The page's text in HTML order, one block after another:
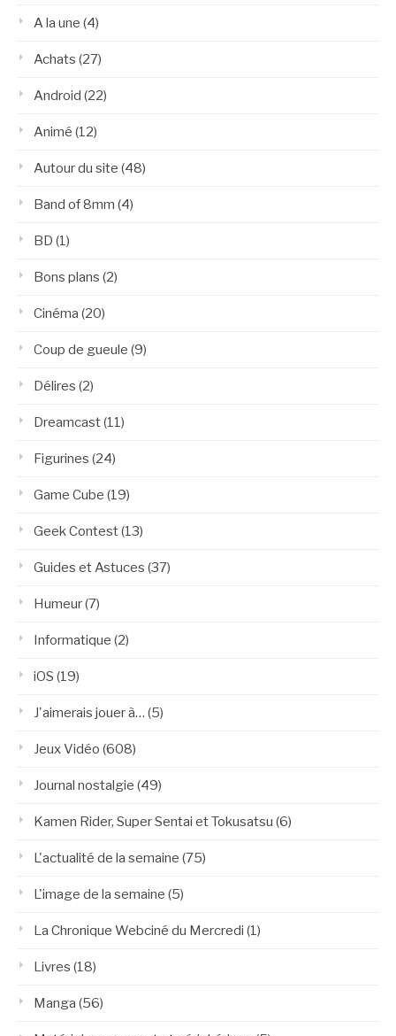
A la une (4)
Achats (27)
Android (22)
Animé (12)
Autour du site (48)
Band of 8mm (4)
BD (1)
Bons plans (2)
Cinéma (20)
Coup de gueule (9)
Délires (2)
Dreamcast(11)
Figurines (24)
Game Cube (19)
Geek Contest(13)
Guides et Astuces (37)
Humeur(7)
Informatique (2)
iOS (19)
J'aimerais jouer à… (5)
Jeux Vidéo (608)
Journal nostalgie (49)
Kamen Rider, Super Sentai et Tokusatsu (6)
L'actualité de la semaine (75)
L'image de la semaine (5)
La Chronique Webciné du Mercredi (1)
Livres (18)
Manga (56)